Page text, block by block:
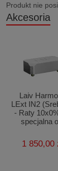
Produkt nie
Akcesoria
Laiv
LExt IN2
- Raty
specjalna
1 850,00